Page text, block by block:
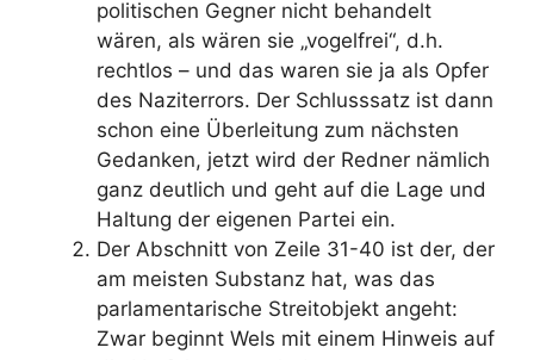
politischen Gegner nicht behandelt
wären, als wären sie „vogelfrei“, d.h.
rechtlos – und das waren sie ja als Opfer
des Naziterrors. Der Schlusssatz ist dann
schon eine Überleitung zum nächsten
Gedanken, jetzt wird der Redner nämlich
ganz deutlich und geht auf die Lage und
Haltung der eigenen Partei ein.
Der Abschnitt von Zeile 31-40 ist der, der
am meisten Substanz hat, was das
parlamentarische Streitobjekt angeht:
Zwar beginnt Wels mit einem Hinweis auf